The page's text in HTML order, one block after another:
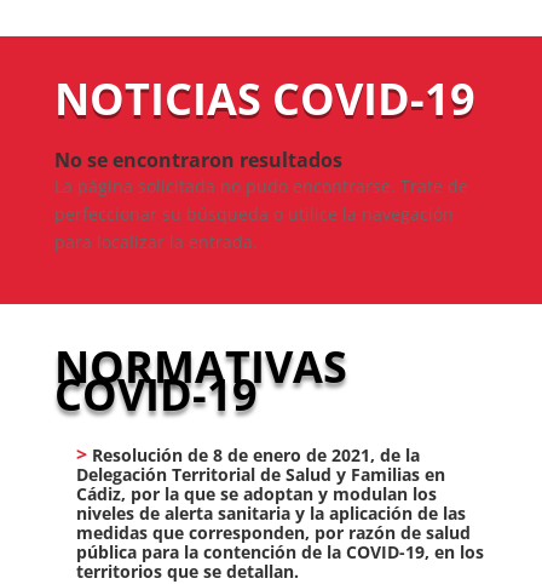
NOTICIAS COVID-19
No se encontraron resultados
La página solicitada no pudo encontrarse. Trate de
perfeccionar su búsqueda o utilice la navegación
para localizar la entrada.
NORMATIVAS
COVID-19
Resolución de 8 de enero de 2021, de la
Delegación Territorial de Salud y Familias en
Cádiz, por la que se adoptan y modulan los
niveles de alerta sanitaria y la aplicación de las
medidas que corresponden, por razón de salud
pública para la contención de la COVID-19, en los
territorios que se detallan.